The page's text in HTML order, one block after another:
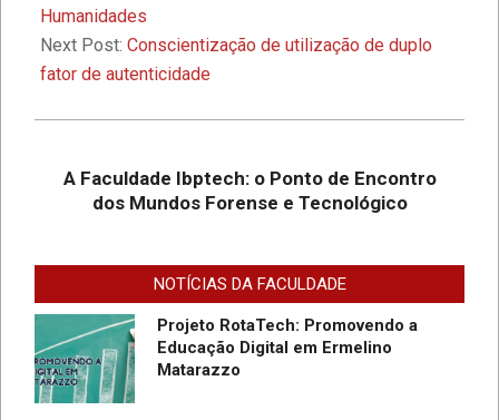
28
Humanidades
Next Post: Conscientização de utilização de duplo
fator de autenticidade
A Faculdade Ibptech: o Ponto de Encontro
dos Mundos Forense e Tecnológico
NOTÍCIAS DA FACULDADE
Tecnológico
Cibernética para ingresso com
vestibular, Enem ou 2a. graduação na
Faculdade IBPTECH Lança Projeto
Promover Segurança na Internet
Projeto RotaTech: Promovendo a
Educação Digital em Ermelino
Matarazzo